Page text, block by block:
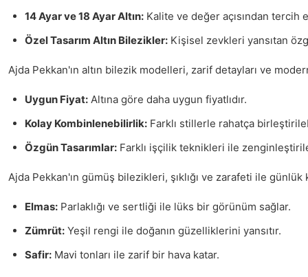
14 Ayar ve 18 Ayar Altın: Kalite ve değer açısından tercih
Özel Tasarım Altın Bilezikler: Kişisel zevkleri yansıtan
Ajda Pekkan'ın altın bilezik modelleri, zarif detayları ve
Uygun Fiyat: Altına göre daha uygun fiyatlıdır.
Kolay Kombinlenebilirlik: Farklı stillerle rahatça
Özgün Tasarımlar: Farklı işçilik teknikleri ile
Ajda Pekkan'ın gümüş bilezikleri, şıklığı ve zarafeti ile
Elmas: Parlaklığı ve sertliği ile lüks bir görünüm sağlar.
Zümrüt: Yeşil rengi ile doğanın güzelliklerini yansıtır.
Safir: Mavi tonları ile zarif bir hava katar.